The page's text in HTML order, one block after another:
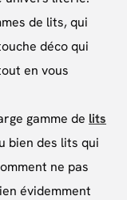
de lits, qui
déco qui
en vous
gamme de lits
bien des lits qui
ne pas
évidemment